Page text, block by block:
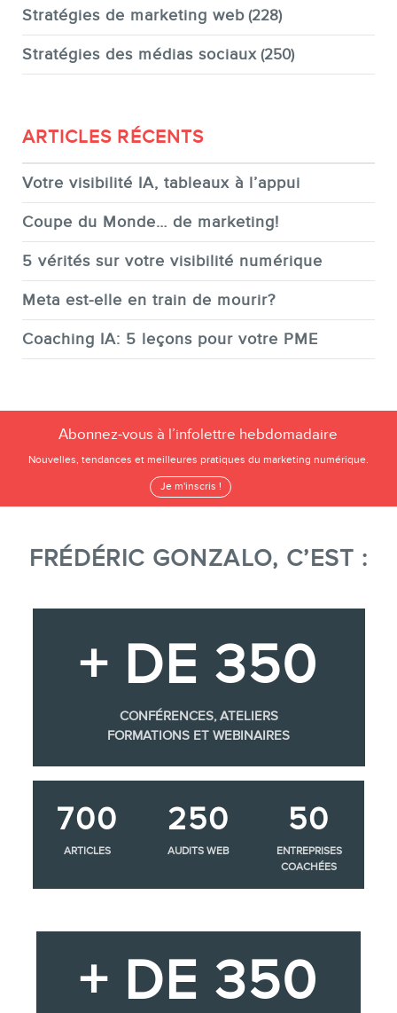
Stratégies de marketing web (228)
Stratégies des médias sociaux (250)
ARTICLES RÉCENTS
Votre visibilité IA, tableaux à l’appui
Coupe du Monde… de marketing!
5 vérités sur votre visibilité numérique
Meta est-elle en train de mourir?
Coaching IA: 5 leçons pour votre PME
Abonnez-vous à l’infolettre hebdomadaire
Nouvelles, tendances et meilleures pratiques du marketing numérique.
Je m'inscris !
FRÉDÉRIC GONZALO, C’EST :
+ DE 350
CONFÉRENCES, ATELIERS
FORMATIONS ET WEBINAIRES
700
ARTICLES
250
AUDITS WEB
50
ENTREPRISES
COACHÉES
+ DE 350